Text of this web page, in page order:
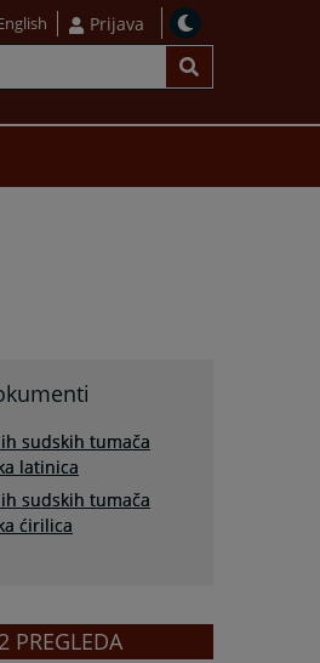
Prijava
sudskih tumača
latinica
sudskih tumača
ćirilica
PREGLEDA